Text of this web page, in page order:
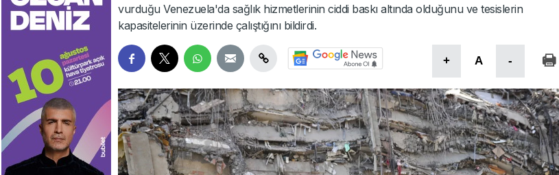
vurduğu Venezuela'da sağlık hizmetlerinin ciddi baskı altında olduğunu ve tesislerin
kapasitelerinin üzerinde çalıştığını bildirdi.
+ A -